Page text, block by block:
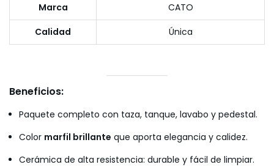
Marca
CATO
Calidad
Única
Beneficios:
Paquete completo con taza, tanque, lavabo y pedestal.
Color marfil brillante que aporta elegancia y calidez.
Cerámica de alta resistencia: durable y fácil de limpiar.